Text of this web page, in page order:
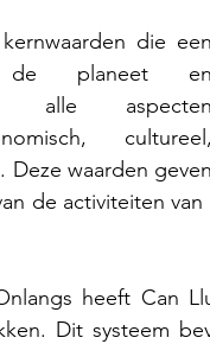
die
de planeet
alle
Deze waarden
de activiteiten
heeft Can
Dit systeem